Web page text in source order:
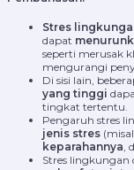
Stres
dapat
seperti merusak
mengurangi
Di sisi lain,
yang tinggi
tingkat tertentu.
Pengaruh stres
jenis stres
keparahannya ,
Stres lingkungan